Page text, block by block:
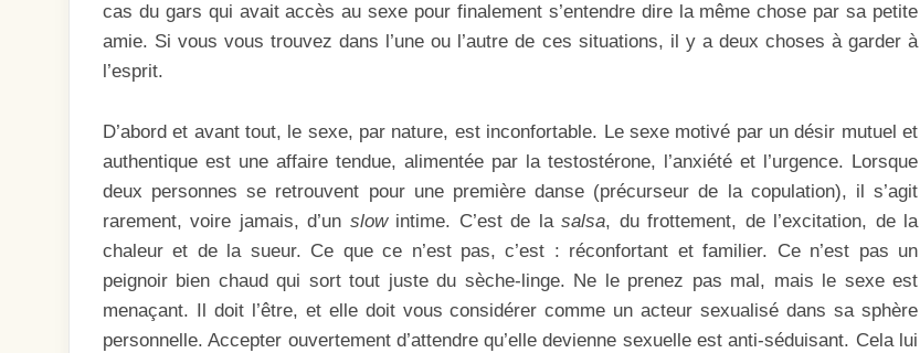
cas du gars qui avait accès au sexe pour finalement s’entendre dire la même chose par sa petite
amie. Si vous vous trouvez dans l’une ou l’autre de ces situations, il y a deux choses à garder à
l’esprit.
D’abord et avant tout, le sexe, par nature, est inconfortable. Le sexe motivé par un désir mutuel et
authentique est une affaire tendue, alimentée par la testostérone, l’anxiété et l’urgence. Lorsque
deux personnes se retrouvent pour une première danse (précurseur de la copulation), il s’agit
rarement, voire jamais, d’un slowintime. C’est de lasalsa, du frottement, de l’excitation, de la
chaleur et de la sueur. Ce que ce n’est pas, c’est : réconfortant et familier. Ce n’est pas un
peignoir bien chaud qui sort tout juste du sèche-linge. Ne le prenez pas mal, mais le sexe est
menaçant. Il doit l’être, et elle doit vous considérer comme un acteur sexualisé dans sa sphère
personnelle. Accepter ouvertement d’attendre qu’elle devienne sexuelle est anti-séduisant. Cela lui